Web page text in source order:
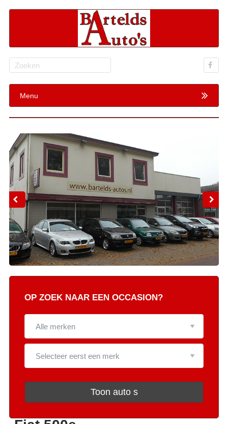
Search
Menu
OP ZOEK NAAR EEN OCCASION?
Toon auto s